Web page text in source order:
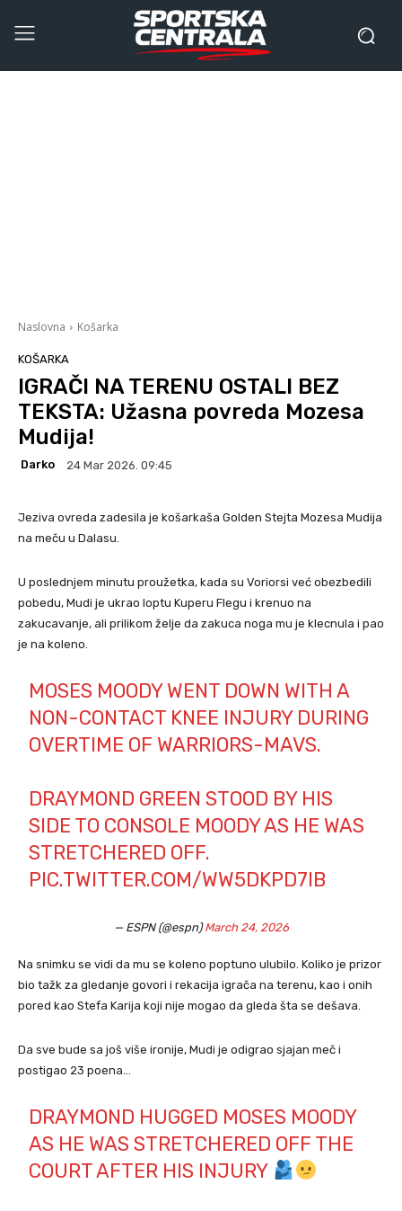
Naslovna Košarka
KOŠARKA
IGRAČI NA TERENU OSTALI BEZ
TEKSTA: Užasna povreda Mozesa
Mudija!
Darko 24 Mar 2026. 09:45
Jeziva ovreda zadesila je košarkaša Golden Stejta Mozesa Mudija
na meču u Dalasu.
U poslednjem minutu proužetka, kada su Voriorsi već obezbedili
pobedu, Mudi je ukrao loptu Kuperu Flegu i krenuo na
zakucavanje, ali prilikom želje da zakuca noga mu je klecnula i pao
je na koleno.
MOSES MOODY WENT DOWN WITH A
NON-CONTACT KNEE INJURY DURING
OVERTIME OF WARRIORS-MAVS.
DRAYMOND GREEN STOOD BY HIS
SIDE TO CONSOLE MOODY AS HE WAS
STRETCHERED OFF.
PIC.TWITTER.COM/WW5DKPD7IB
— ESPN (@espn)March 24, 2026
Na snimku se vidi da mu se koleno poptuno ulubilo. Koliko je prizor
bio tažk za gledanje govori i rekacija igrača na terenu, kao i onih
pored kao Stefa Karija koji nije mogao da gleda šta se dešava.
Da sve bude sa još više ironije, Mudi je odigrao sjajan meč i
postigao 23 poena…
DRAYMOND HUGGED MOSES MOODY
AS HE WAS STRETCHERED OFF THE
COURT AFTER HIS INJURY